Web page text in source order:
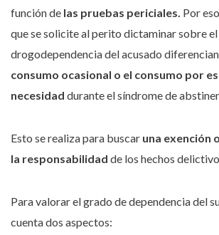
función de las pruebas periciales. Por
que se solicite al perito dictaminar sobre
drogodependencia del acusado
consumo ocasional o el consumo por
necesidad durante el síndrome de
Esto se realiza para buscar una exención
la responsabilidad de los hechos
Para valorar el grado de dependencia del
cuenta dos aspectos: